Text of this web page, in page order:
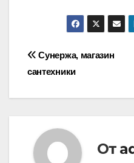
Навигация
Сунержа, магазин
сантехники
От